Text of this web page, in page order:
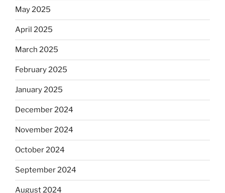
May 2025
April 2025
March 2025
February 2025
January 2025
December 2024
November 2024
October 2024
September 2024
August 2024